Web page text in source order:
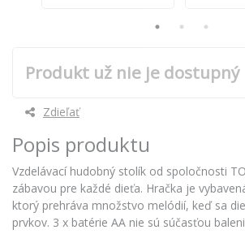
Produkt už nie je dostupný
Zdieľať
Popis produktu
Vzdelávací hudobný stolík od spoločnosti
zábavou pre každé dieťa. Hračka je
ktorý prehráva množstvo melódií, keď sa
prvkov. 3 x batérie AA nie sú súčasťou